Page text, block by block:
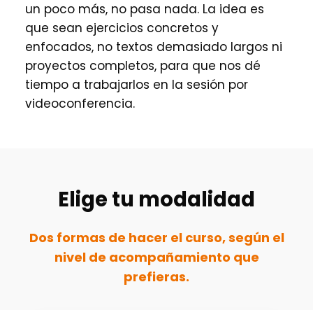
un poco más, no pasa nada. La idea es
que sean ejercicios concretos y
enfocados, no textos demasiado largos ni
proyectos completos, para que nos dé
tiempo a trabajarlos en la sesión por
videoconferencia.
Elige tu modalidad
Dos formas de hacer el curso, según el
nivel de acompañamiento que
prefieras.